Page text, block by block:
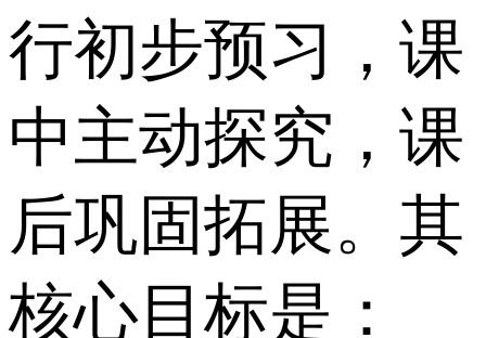
行初步预习，课
中主动探究，课
后巩固拓展。其
核心目标是：